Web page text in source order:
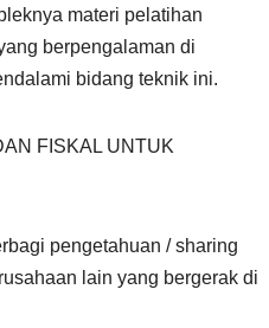
materi pelatihan
berpengalaman di
bidang teknik ini.
FISKAL UNTUK
pengetahuan / sharing
lain yang bergerak di